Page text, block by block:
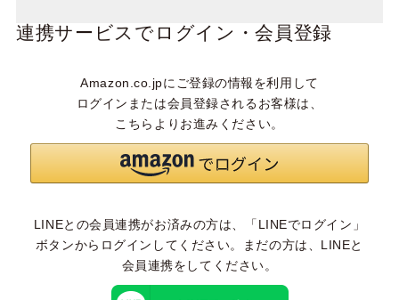
連携サービスでログイン・会員登録
Amazon.co.jpにご登録の情報を利用して
ログインまたは会員登録されるお客様は、
こちらよりお進みください。
LINEとの会員連携がお済みの方は、「LINEでログイン」
ボタンからログインしてください。まだの方は、 LINEと
会員連携をしてください。